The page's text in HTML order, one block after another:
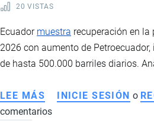
ESTATAL
20 VISTAS
Ecuador muestra recuperación en la
2026 con aumento de
de hasta 500.000 barriles diarios.
LEE MÁS SOBRE
PRODUCCIÓN
INICIE SESIÓN o
comentarios